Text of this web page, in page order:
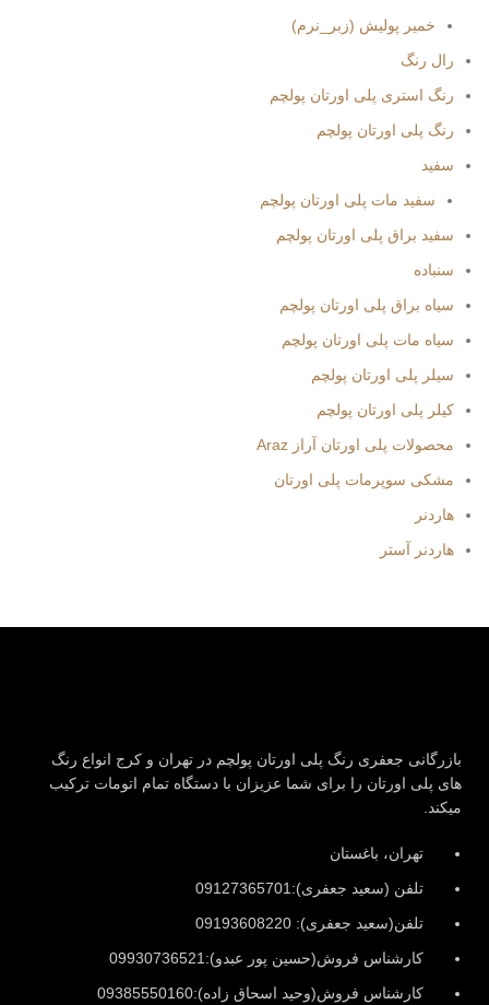
خمیر پولیش (زبر_نرم)
رال رنگ
رنگ استری پلی اورتان پولچم
رنگ پلی اورتان پولچم
سفید
سفید مات پلی اورتان پولچم
سفید براق پلی اورتان پولچم
سنباده
سیاه براق پلی اورتان پولچم
سیاه مات پلی اورتان پولچم
سیلر پلی اورتان پولچم
کیلر پلی اورتان پولچم
محصولات پلی اورتان آراز Araz
مشکی سوپرمات پلی اورتان
هاردنر
هاردنر آستر
بازرگانی جعفری رنگ پلی اورتان پولچم در تهران و کرج انواع رنگ
های پلی اورتان را برای شما عزیزان با دستگاه تمام اتومات ترکیب
میکند.
تهران، باغستان
تلفن (سعید جعفری):09127365701
تلفن(سعید جعفری): 09193608220
کارشناس فروش(حسین پور عبدو):09930736521
کارشناس فروش(وحید اسحاق زاده):09385550160